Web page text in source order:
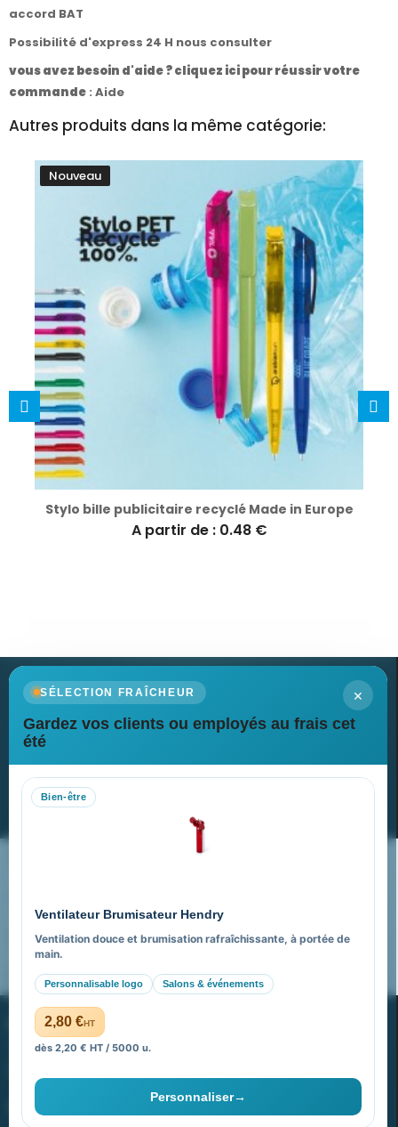
accord BAT
Possibilité d'express 24 H nous consulter
vous avez besoin d'aide ? cliquez ici pour réussir votre
commande : Aide
Autres produits dans la même catégorie:
Nouveau
Stylo bille publicitaire recyclé Made in Europe
A partir de : 0.48 €
×
SÉLECTION FRAÎCHEUR
Gardez vos clients ou employés au frais cet
été
Bien-être
Ventilateur Brumisateur Hendry
Ventilation douce et brumisation rafraîchissante, à portée de
main.
Personnalisable logo Salons & événements
2,80 €HT
dès 2,20 € HT / 5000 u.
Personnaliser→
Newsletter
Recevez nos dernières nouvelles et nos offres spéciales
Nos expertises & accompagnement global
FAQ sur Promenoch Goodies Pub France
Pourquoi ça a marché à 100% pour moi ?
PROMENOCH GOODIES
40 rue Madeleine Michelis